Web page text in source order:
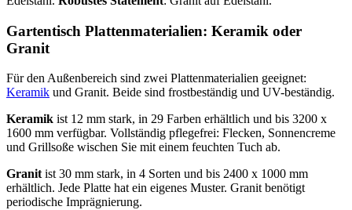
Gartentisch Plattenmaterialien: Keramik oder
Granit
Für den Außenbereich sind zwei Plattenmaterialien geeignet:
Keramik und Granit. Beide sind frostbeständig und UV-beständig.
Keramik ist 12 mm stark, in 29 Farben erhältlich und bis 3200 x
1600 mm verfügbar. Vollständig pflegefrei: Flecken, Sonnencreme
und Grillsoße wischen Sie mit einem feuchten Tuch ab.
Granitist 30 mm stark, in 4 Sorten und bis 2400 x 1000 mm
erhältlich. Jede Platte hat ein eigenes Muster. Granit benötigt
periodische Imprägnierung.